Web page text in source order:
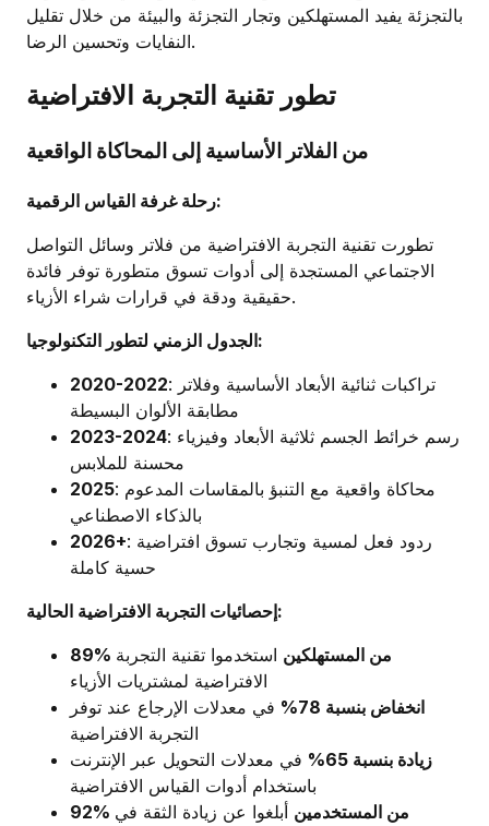
بالتجزئة يفيد المستهلكين وتجار التجزئة والبيئة من خلال تقليل
النفايات وتحسين الرضا.
تطور تقنية التجربة الافتراضية
من الفلاتر الأساسية إلى المحاكاة الواقعية
رحلة غرفة القياس الرقمية:
تطورت تقنية التجربة الافتراضية من فلاتر وسائل التواصل
الاجتماعي المستجدة إلى أدوات تسوق متطورة توفر فائدة
حقيقية ودقة في قرارات شراء الأزياء.
الجدول الزمني لتطور التكنولوجيا:
2020-2022: تراكبات ثنائية الأبعاد الأساسية وفلاتر
مطابقة الألوان البسيطة
2023-2024: رسم خرائط الجسم ثلاثية الأبعاد وفيزياء
محسنة للملابس
2025: محاكاة واقعية مع التنبؤ بالمقاسات المدعوم
بالذكاء الاصطناعي
2026+: ردود فعل لمسية وتجارب تسوق افتراضية
حسية كاملة
إحصائيات التجربة الافتراضية الحالية:
89% من المستهلكين استخدموا تقنية التجربة
الافتراضية لمشتريات الأزياء
انخفاض بنسبة 78%
في معدلات الإرجاع عند توفر
التجربة الافتراضية
زيادة بنسبة 65%
في معدلات التحويل عبر الإنترنت
باستخدام أدوات القياس الافتراضية
92% من المستخدمين أبلغوا عن زيادة الثقة في